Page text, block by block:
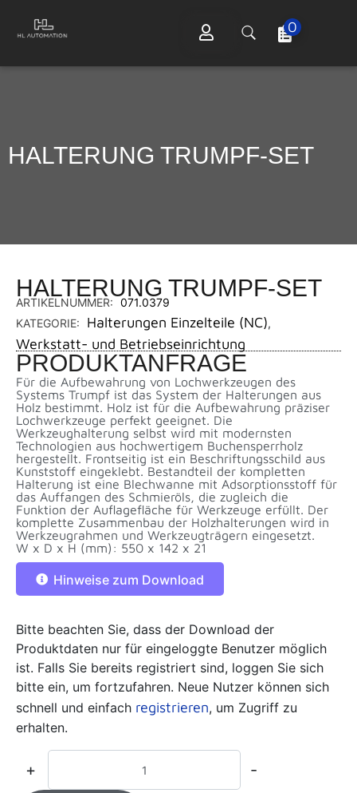
0
HALTERUNG TRUMPF-SET
HALTERUNG TRUMPF-SET
ARTIKELNUMMER: 071.0379
KATEGORIE:
Halterungen Einzelteile (NC),
Werkstatt- und Betriebseinrichtung
PRODUKTANFRAGE
Für die Aufbewahrung von Lochwerkzeugen des
Systems Trumpf ist das System der Halterungen aus
Holz bestimmt. Holz ist für die Aufbewahrung präziser
Lochwerkzeuge perfekt geeignet. Die
Werkzeughalterung selbst wird mit modernsten
Technologien aus hochwertigem Buchensperrholz
hergestellt. Frontseitig ist ein Beschriftungsschild aus
Kunststoff eingeklebt. Bestandteil der kompletten
Halterung ist eine Blechwanne mit Adsorptionsstoff für
das Auffangen des Schmieröls, die zugleich die
Funktion der Auflagefläche für Werkzeuge erfüllt. Der
komplette Zusammenbau der Holzhalterungen wird in
Werkzeugrahmen und Werkzeugträgern eingesetzt.
W x D x H (mm): 550 x 142 x 21
Hinweise zum Download
Bitte beachten Sie, dass der Download der
Produktdaten nur für eingeloggte Benutzer möglich
ist. Falls Sie bereits registriert sind, loggen Sie sich
bitte ein, um fortzufahren. Neue Nutzer können sich
schnell und einfach registrieren, um Zugriff zu
erhalten.
+ -